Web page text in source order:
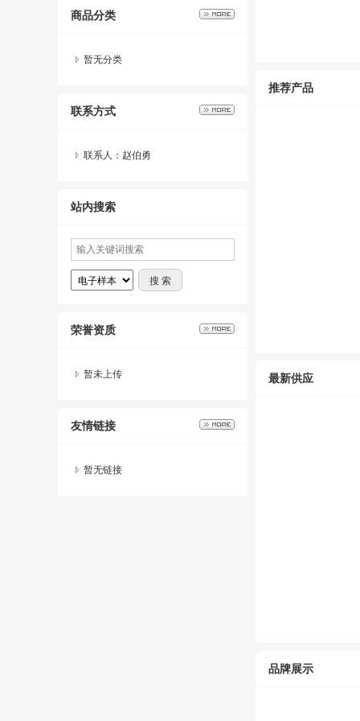
商品分类
暂无分类
联系方式
联系人：赵伯勇
站内搜索
荣誉资质
暂未上传
友情链接
暂无链接
推荐产品
最新供应
品牌展示